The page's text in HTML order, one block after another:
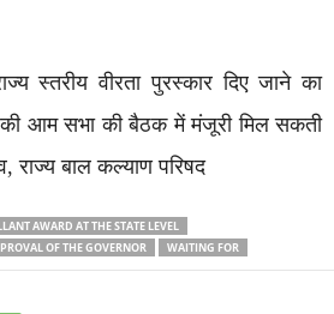
स्तरीय वीरता पुरस्कार दिए जाने का
की आम सभा की बैठक में मंजूरी मिल सकती
राज्य बाल कल्याण परिषद
AWARD AT THE STATE LEVEL
OF THE GOVERNOR WAITING FOR